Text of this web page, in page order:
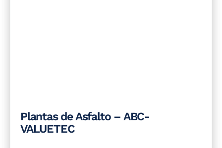
Plantas de Asfalto – ABC-
VALUETEC